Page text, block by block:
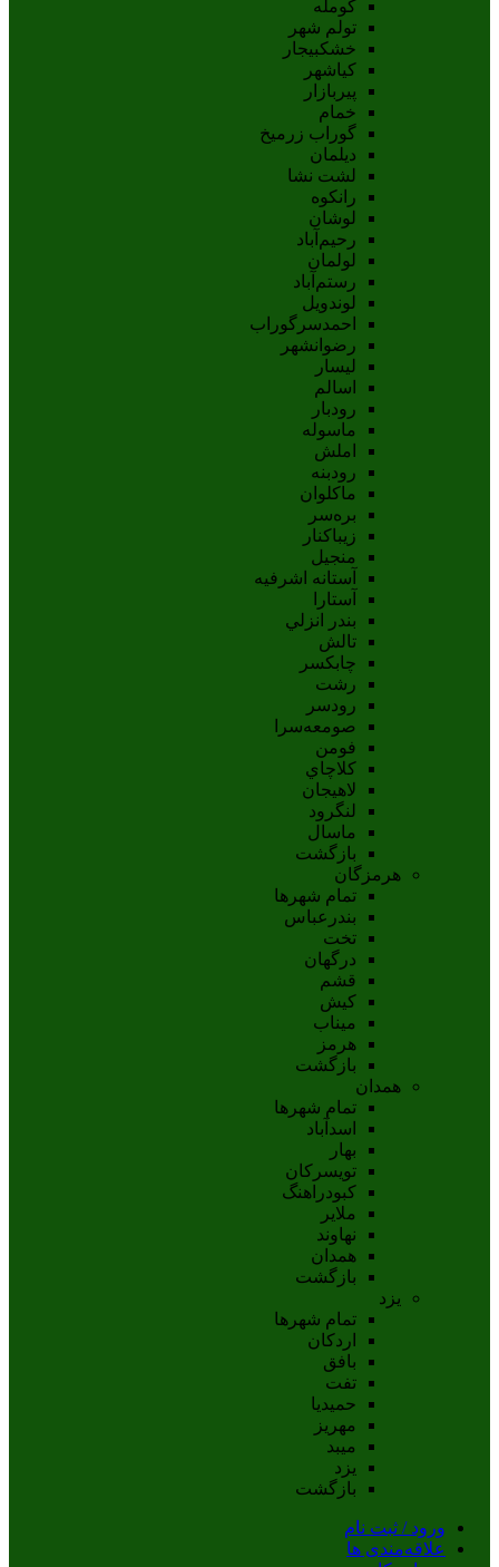
کومله
تولم شهر
خشکبیجار
کیاشهر
پیربازار
خمام
گوراب زرمیخ
دیلمان
لشت نشا
رانکوه
لوشان
رحیم‌آباد
لولمان
رستم‌آباد
لوندویل
احمدسرگوراب
رضوانشهر
لیسار
اسالم
رودبار
ماسوله
املش
رودبنه
ماکلوان
بره‌سر
زیباکنار
منجیل
آستانه اشرفيه
آستارا
بندر انزلي
تالش
چابکسر
رشت
رودسر
صومعه‌سرا
فومن
کلاچاي
لاهيجان
لنگرود
ماسال
بازگشت
هرمزگان
تمام شهر‌ها
بندرعباس
تخت
درگهان
قشم
کيش
ميناب
هرمز
بازگشت
همدان
تمام شهر‌ها
اسدآباد
بهار
تويسرکان
کبودراهنگ
ملاير
نهاوند
همدان
بازگشت
یزد
تمام شهر‌ها
اردکان
بافق
تفت
حميديا
مهریز
ميبد
يزد
بازگشت
ورود / ثبت نام
علاقه‌مندی ها